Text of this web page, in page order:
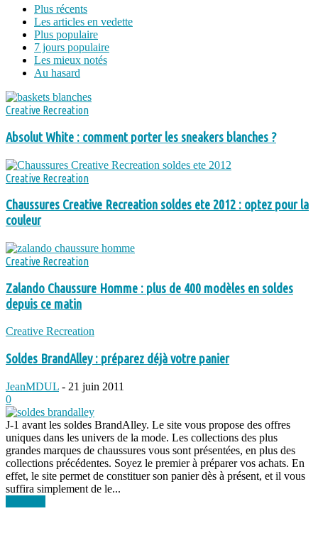
Plus récents
Les articles en vedette
Plus populaire
7 jours populaire
Les mieux notés
Au hasard
Creative Recreation
Absolut White : comment porter les sneakers blanches ?
Creative Recreation
Chaussures Creative Recreation soldes ete 2012 : optez pour la
couleur
Creative Recreation
Zalando Chaussure Homme : plus de 400 modèles en soldes
depuis ce matin
Creative Recreation
Soldes BrandAlley : préparez déjà votre panier
JeanMDUL - 21 juin 2011
0
J-1 avant les soldes BrandAlley. Le site vous propose des offres
uniques dans les univers de la mode. Les collections des plus
grandes marques de chaussures vous sont présentées, en plus des
collections précédentes. Soyez le premier à préparer vos achats. En
effet, le site permet de constituer son panier dès à présent, et il vous
suffira simplement de le...